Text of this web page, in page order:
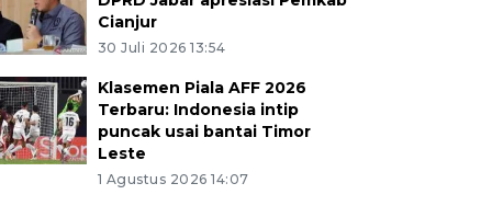
Cianjur
30 Juli 2026 13:54
Klasemen Piala AFF 2026
Terbaru: Indonesia intip
puncak usai bantai Timor
Leste
1 Agustus 2026 14:07